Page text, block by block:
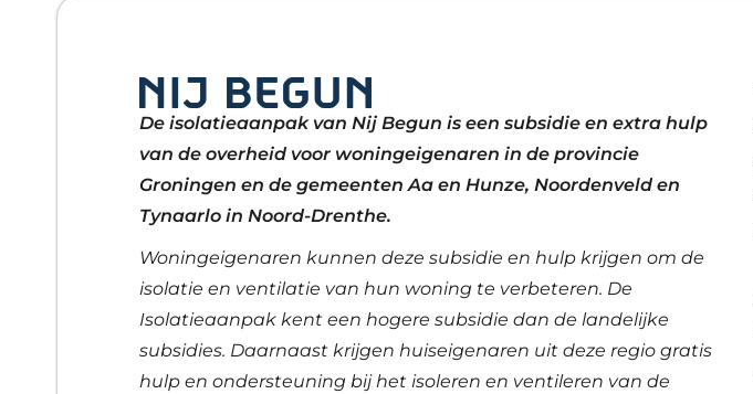
De isolatieaanpak van Nij Begun is een subsidie en extra hulp
van de overheid voor woningeigenaren in de provincie
Groningen en de gemeenten Aa en Hunze, Noordenveld en
Tynaarlo in Noord-Drenthe.
Woningeigenaren kunnen deze subsidie en hulp krijgen om de
isolatie en ventilatie van hun woning te verbeteren. De
Isolatieaanpak kent een hogere subsidie dan de landelijke
subsidies. Daarnaast krijgen huiseigenaren uit deze regio gratis
hulp en ondersteuning bij het isoleren en ventileren van de